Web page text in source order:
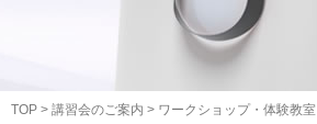
TOP > 講習会のご案内 > ワークショップ・体験教室